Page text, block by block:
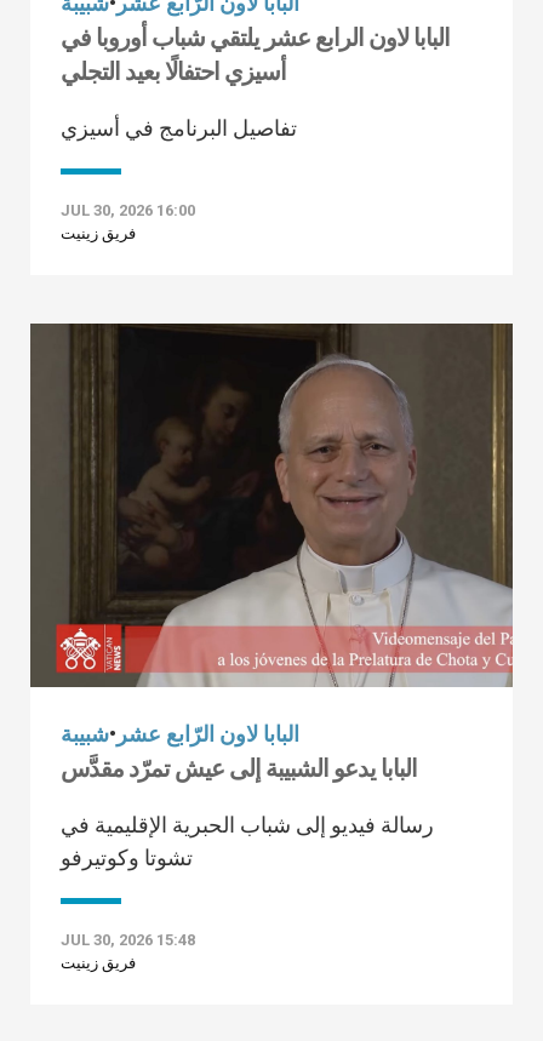
البابا لاون الرابع عشر يلتقي شباب أوروبا في
أسيزي احتفالًا بعيد التجلي
تفاصيل البرنامج في أسيزي
JUL 30, 2026 16:00
فريق زينيت
البابا لاون الرّابع عشر •شبيبة
البابا يدعو الشبيبة إلى عيش تمرّد مقدَّس
رسالة فيديو إلى شباب الحبرية الإقليمية في
تشوتا وكوتيرفو
JUL 30, 2026 15:48
فريق زينيت